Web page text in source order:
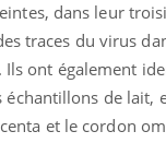
dans leur
traces du virus
Ils ont également
de lait,
et le cordon